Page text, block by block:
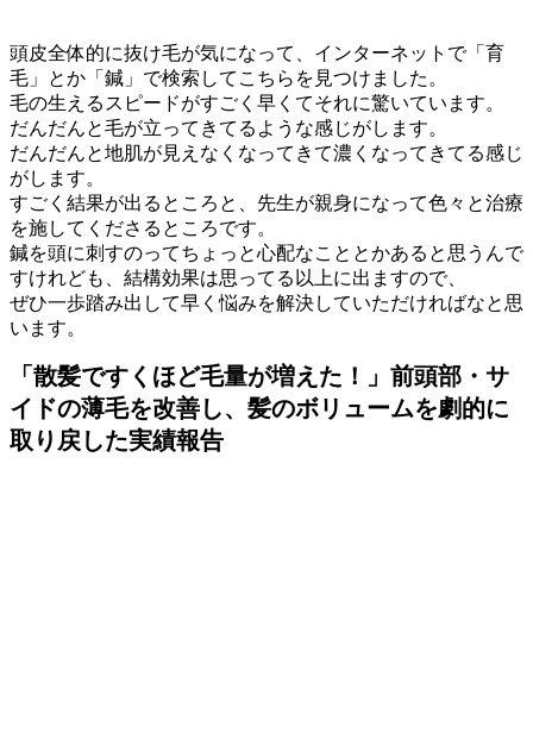
頭皮全体的に抜け毛が気になって、インターネットで「育
毛」とか「鍼」で検索してこちらを見つけました。
毛の生えるスピードがすごく早くてそれに驚いています。
だんだんと毛が立ってきてるような感じがします。
だんだんと地肌が見えなくなってきて濃くなってきてる感じ
がします。
すごく結果が出るところと、先生が親身になって色々と治療
を施してくださるところです。
鍼を頭に刺すのってちょっと心配なこととかあると思うんで
すけれども、結構効果は思ってる以上に出ますので、
ぜひ一歩踏み出して早く悩みを解決していただければなと思
います。
「散髪ですくほど毛量が増えた！」前頭部・サ
イドの薄毛を改善し、髪のボリュームを劇的に
取り戻した実績報告